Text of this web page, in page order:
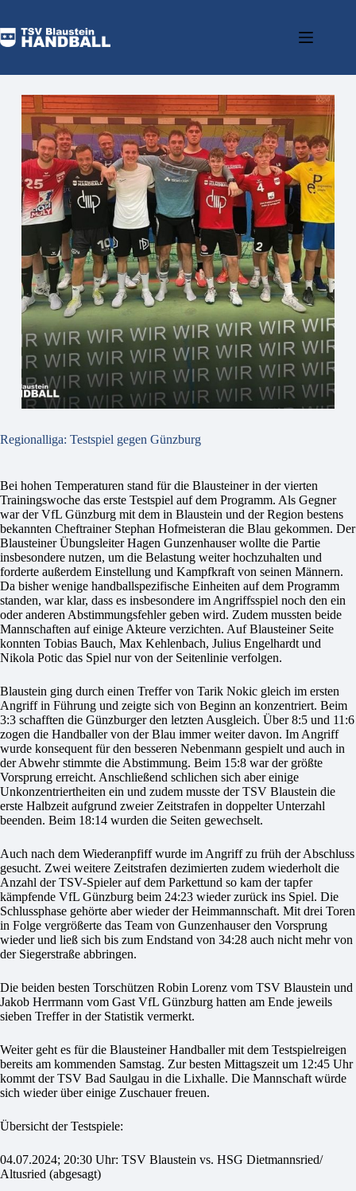
Regionalliga: Testspiel gegen Günzburg
Bei hohen Temperaturen stand für die Blausteiner in der vierten
Trainingswoche das erste Testspiel auf dem Programm. Als Gegner
war der VfL Günzburg mit dem in Blaustein und der Region bestens
bekannten Cheftrainer Stephan Hofmeisteran die Blau gekommen. Der
Blausteiner Übungsleiter Hagen Gunzenhauser wollte die Partie
insbesondere nutzen, um die Belastung weiter hochzuhalten und
forderte außerdem Einstellung und Kampfkraft von seinen Männern.
Da bisher wenige handballspezifische Einheiten auf dem Programm
standen, war klar, dass es insbesondere im Angriffsspiel noch den ein
oder anderen Abstimmungsfehler geben wird. Zudem mussten beide
Mannschaften auf einige Akteure verzichten. Auf Blausteiner Seite
konnten Tobias Bauch, Max Kehlenbach, Julius Engelhardt und
Nikola Potic das Spiel nur von der Seitenlinie verfolgen.
Blaustein ging durch einen Treffer von Tarik Nokic gleich im ersten
Angriff in Führung und zeigte sich von Beginn an konzentriert. Beim
3:3 schafften die Günzburger den letzten Ausgleich. Über 8:5 und 11:6
zogen die Handballer von der Blau immer weiter davon. Im Angriff
wurde konsequent für den besseren Nebenmann gespielt und auch in
der Abwehr stimmte die Abstimmung. Beim 15:8 war der größte
Vorsprung erreicht. Anschließend schlichen sich aber einige
Unkonzentriertheiten ein und zudem musste der TSV Blaustein die
erste Halbzeit aufgrund zweier Zeitstrafen in doppelter Unterzahl
beenden. Beim 18:14 wurden die Seiten gewechselt.
Auch nach dem Wiederanpfiff wurde im Angriff zu früh der Abschluss
gesucht. Zwei weitere Zeitstrafen dezimierten zudem wiederholt die
Anzahl der TSV-Spieler auf dem Parkettund so kam der tapfer
kämpfende VfL Günzburg beim 24:23 wieder zurück ins Spiel. Die
Schlussphase gehörte aber wieder der Heimmannschaft. Mit drei Toren
in Folge vergrößerte das Team von Gunzenhauser den Vorsprung
wieder und ließ sich bis zum Endstand von 34:28 auch nicht mehr von
der Siegerstraße abbringen.
Die beiden besten Torschützen Robin Lorenz vom TSV Blaustein und
Jakob Herrmann vom Gast VfL Günzburg hatten am Ende jeweils
sieben Treffer in der Statistik vermerkt.
Weiter geht es für die Blausteiner Handballer mit dem Testspielreigen
bereits am kommenden Samstag. Zur besten Mittagszeit um 12:45 Uhr
kommt der TSV Bad Saulgau in die Lixhalle. Die Mannschaft würde
sich wieder über einige Zuschauer freuen.
Übersicht der Testspiele:
04.07.2024; 20:30 Uhr: TSV Blaustein vs. HSG Dietmannsried/
Altusried (abgesagt)